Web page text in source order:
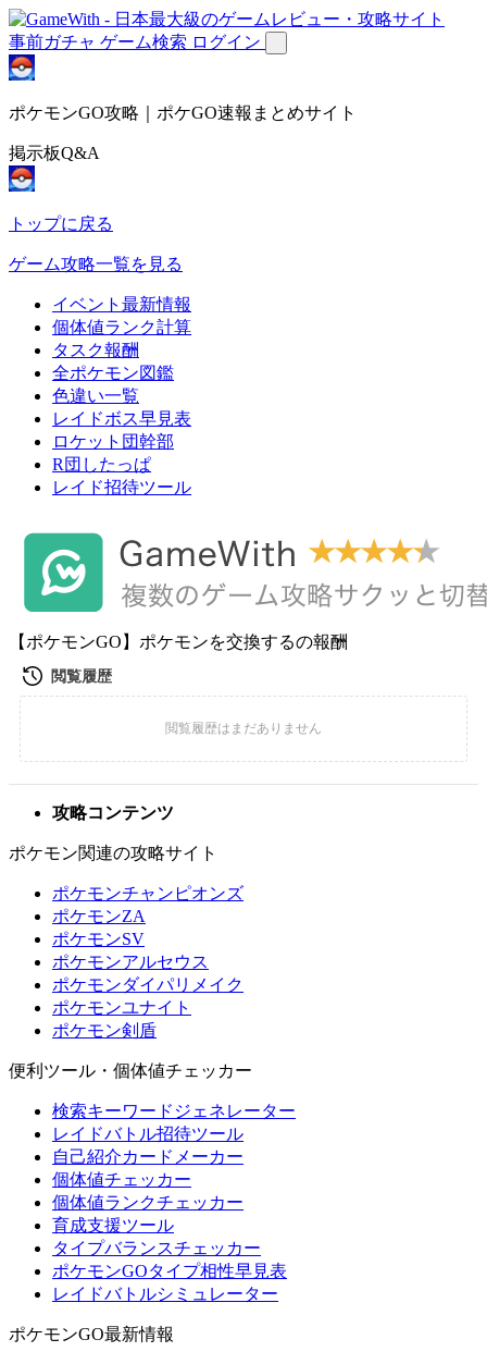
事前ガチャ ゲーム検索 ログイン
ポケモンGO攻略｜ポケGO速報まとめサイト
掲示板Q&A
トップに戻る
ゲーム攻略一覧を見る
イベント最新情報
個体値ランク計算
タスク報酬
全ポケモン図鑑
色違い一覧
レイドボス早見表
ロケット団幹部
R団したっぱ
レイド招待ツール
【ポケモンGO】ポケモンを交換するの報酬
攻略コンテンツ
ポケモン関連の攻略サイト
ポケモンチャンピオンズ
ポケモンZA
ポケモンSV
ポケモンアルセウス
ポケモンダイパリメイク
ポケモンユナイト
ポケモン剣盾
便利ツール・個体値チェッカー
検索キーワードジェネレーター
レイドバトル招待ツール
自己紹介カードメーカー
個体値チェッカー
個体値ランクチェッカー
育成支援ツール
タイプバランスチェッカー
ポケモンGOタイプ相性早見表
レイドバトルシミュレーター
ポケモンGO最新情報